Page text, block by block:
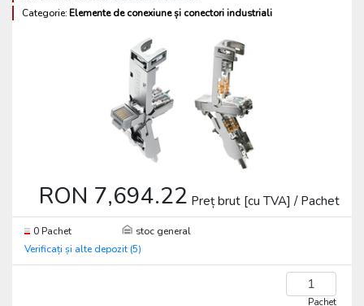
Categorie:Elemente de conexiune și conectori industriali
RON 7,694.22 Preț brut [cu TVA] / Pachet
0 Pachet
stoc general
Verificați și alte depozit (5)
Pachet